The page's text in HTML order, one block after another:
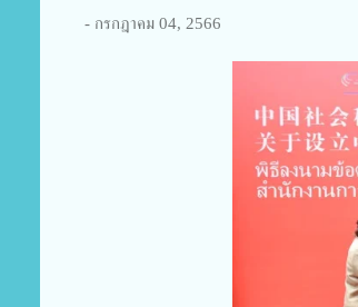
- กรกฎาคม 04, 2566